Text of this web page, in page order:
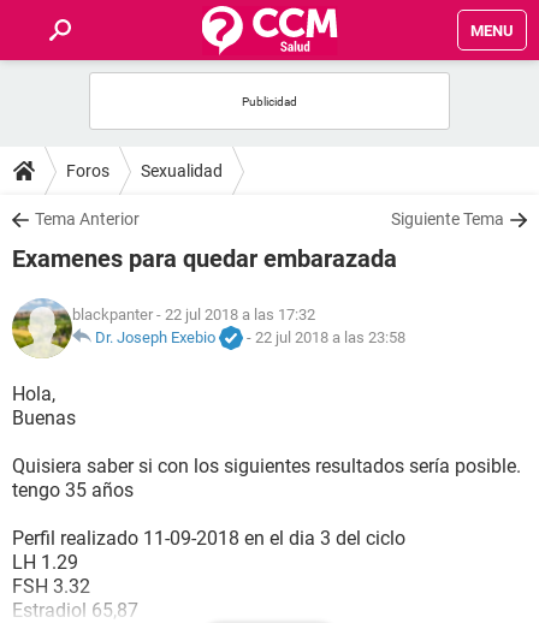
MENU
FOROS
SALUD
NUTRICIÓN
BIENESTAR
SEXUALIDAD
Foros Sexualidad
Tema Anterior Siguiente Tema
Examenes para quedar embarazada
blackpanter - 22 jul 2018 a las 17:32
Dr. Joseph Exebio
- 22 jul 2018 a las 23:58
Hola,
Buenas
Quisiera saber si con los siguientes resultados sería posible.
tengo 35 años
Perfil realizado 11-09-2018 en el dia 3 del ciclo
LH 1.29
FSH 3.32
Estradiol 65,87